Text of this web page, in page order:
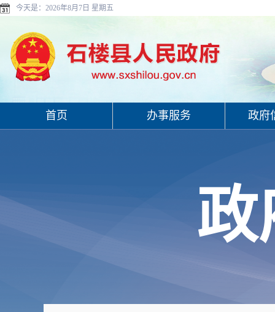
今天是： 2026年8月7日 星期五
首页 办事服务 政府
政